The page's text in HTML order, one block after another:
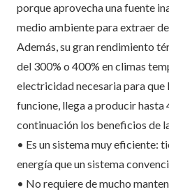
porque aprovecha una fuente
medio ambiente para extraer
Además, su gran rendimiento
del 300% o 400% en climas
electricidad necesaria para
funcione, llega a producir
continuación los beneficios de
• Es un sistema muy eficiente:
energía que un sistema
• No requiere de mucho